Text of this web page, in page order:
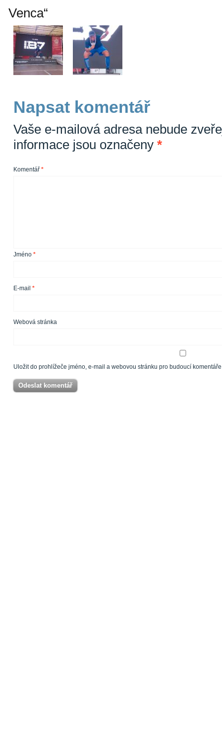
Venca“
Napsat komentář
Vaše e-mailová adresa nebude
informace jsou označeny *
Komentář *
Jméno *
E-mail *
Webová stránka
Uložit do prohlížeče jméno, e-mail a webovou stránku pro budoucí